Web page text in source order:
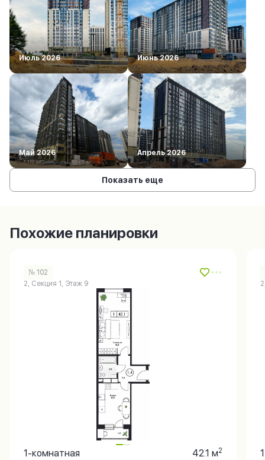
Июль 2026 Июнь 2026
Май 2026 Апрель 2026
Показать еще
Похожие планировки
№ 102
2, Секция 1, Этаж 9
1-комнатная 42.1 м2